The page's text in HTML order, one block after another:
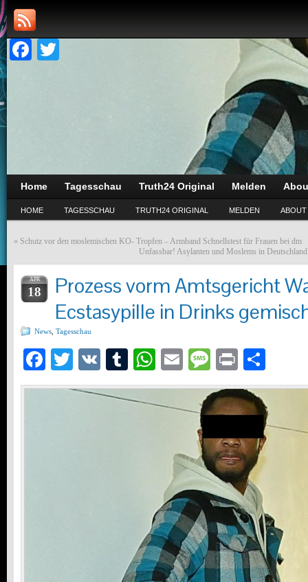
Facebook
Home Tagesschau Truth24 Original Melden
HOME TAGESSCHAU TRUTH24 ORIGINAL MELDEN ABOUT
« Schutz vor den moslemischen KO- Tropfen – Armband Schnellstest für Frauen bei dm
Unfassbar! Asylanten und Moslems in
APR
18
Prozess vorm Amtsgericht
Ecstasypille in Drinks
News Tagesschau
Facebook
Twitter
VK Tumblr
WhatsApp
EmailMessage
Print